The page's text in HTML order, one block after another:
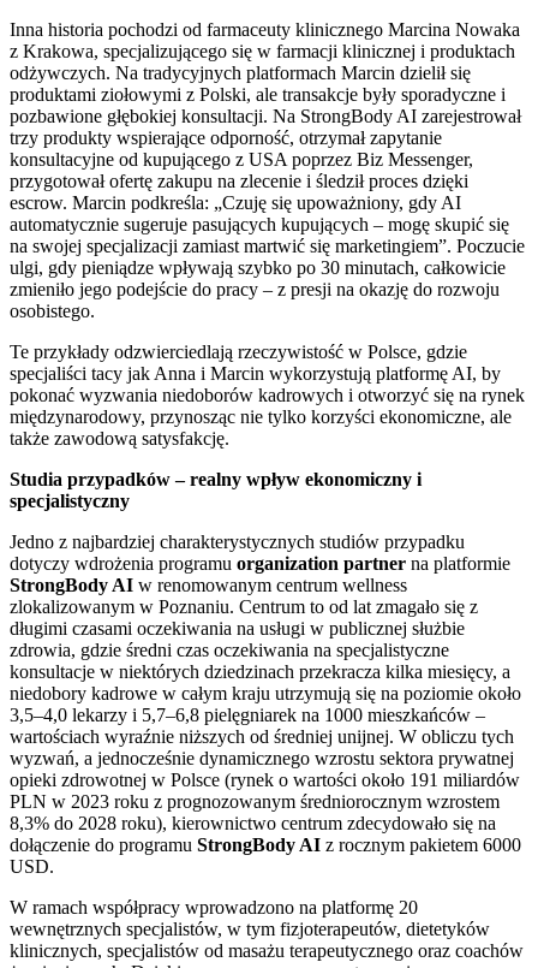
Inna historia pochodzi od farmaceuty klinicznego Marcina Nowaka
z Krakowa, specjalizującego się w farmacji klinicznej i produktach
odżywczych. Na tradycyjnych platformach Marcin dzielił się
produktami ziołowymi z Polski, ale transakcje były sporadyczne i
pozbawione głębokiej konsultacji. Na StrongBody AI zarejestrował
trzy produkty wspierające odporność, otrzymał zapytanie
konsultacyjne od kupującego z USA poprzez Biz Messenger,
przygotował ofertę zakupu na zlecenie i śledził proces dzięki
escrow. Marcin podkreśla: „Czuję się upoważniony, gdy AI
automatycznie sugeruje pasujących kupujących – mogę skupić się
na swojej specjalizacji zamiast martwić się marketingiem”. Poczucie
ulgi, gdy pieniądze wpływają szybko po 30 minutach, całkowicie
zmieniło jego podejście do pracy – z presji na okazję do rozwoju
osobistego.
Te przykłady odzwierciedlają rzeczywistość w Polsce, gdzie
specjaliści tacy jak Anna i Marcin wykorzystują platformę AI, by
pokonać wyzwania niedoborów kadrowych i otworzyć się na rynek
międzynarodowy, przynosząc nie tylko korzyści ekonomiczne, ale
także zawodową satysfakcję.
Studia przypadków – realny wpływ ekonomiczny i
specjalistyczny
Jedno z najbardziej charakterystycznych studiów przypadku
dotyczy wdrożenia programu organization partner na platformie
StrongBody AI w renomowanym centrum wellness
zlokalizowanym w Poznaniu. Centrum to od lat zmagało się z
długimi czasami oczekiwania na usługi w publicznej służbie
zdrowia, gdzie średni czas oczekiwania na specjalistyczne
konsultacje w niektórych dziedzinach przekracza kilka miesięcy, a
niedobory kadrowe w całym kraju utrzymują się na poziomie około
3,5–4,0 lekarzy i 5,7–6,8 pielęgniarek na 1000 mieszkańców –
wartościach wyraźnie niższych od średniej unijnej. W obliczu tych
wyzwań, a jednocześnie dynamicznego wzrostu sektora prywatnej
opieki zdrowotnej w Polsce (rynek o wartości około 191 miliardów
PLN w 2023 roku z prognozowanym średniorocznym wzrostem
8,3% do 2028 roku), kierownictwo centrum zdecydowało się na
dołączenie do programu StrongBody AI z rocznym pakietem 6000
USD.
W ramach współpracy wprowadzono na platformę 20
wewnętrznych specjalistów, w tym fizjoterapeutów, dietetyków
klinicznych, specjalistów od masażu terapeutycznego oraz coachów